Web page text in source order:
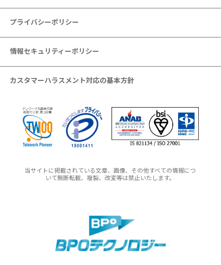
プライバシーポリシー
情報セキュリティーポリシー
カスタマーハラスメント対応の基本方針
当サイトに掲載されている文章、画像、その他すべての情報につ
いて無断転載、複製、改変等は禁止いたします。